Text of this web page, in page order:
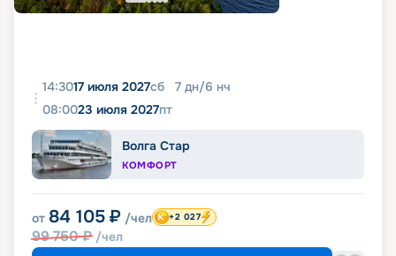
14:3017 июля 2027сб 7 дн/6 нч
08:0023 июля 2027пт
Волга Стар
КОМФОРТ
от 84 105 ₽ /чел
99 750₽ /чел
+2 027